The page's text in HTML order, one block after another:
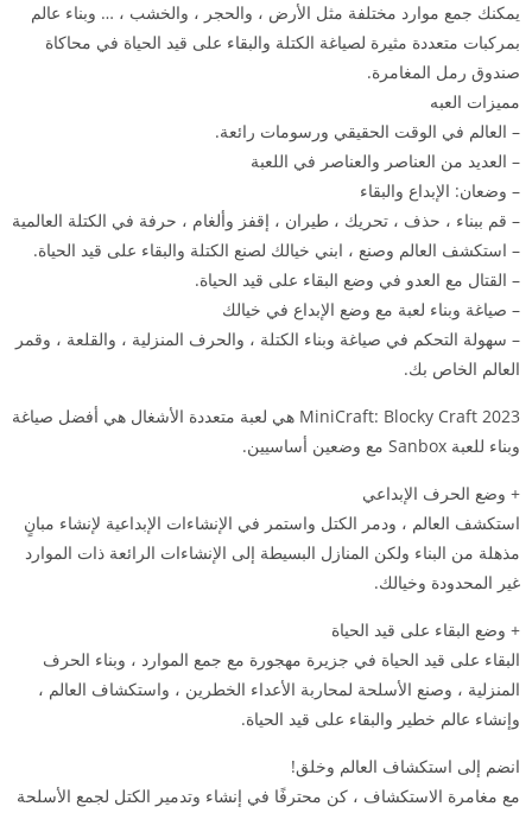
يمكنك جمع موارد مختلفة مثل الأرض ، والحجر ، والخشب ، … وبناء عالم
بمركبات متعددة مثيرة لصياغة الكتلة والبقاء على قيد الحياة في محاكاة
صندوق رمل المغامرة.
مميزات العبه
– العالم في الوقت الحقيقي ورسومات رائعة.
– العديد من العناصر والعناصر في اللعبة
– وضعان: الإبداع والبقاء
– قم ببناء ، حذف ، تحريك ، طيران ، إقفز وألغام ، حرفة في الكتلة العالمية
– استكشف العالم وصنع ، ابني خيالك لصنع الكتلة والبقاء على قيد الحياة.
– القتال مع العدو في وضع البقاء على قيد الحياة.
– صياغة وبناء لعبة مع وضع الإبداع في خيالك
– سهولة التحكم في صياغة وبناء الكتلة ، والحرف المنزلية ، والقلعة ، وقمر
العالم الخاص بك.
MiniCraft: Blocky Craft 2023 هي لعبة متعددة الأشغال هي أفضل صياغة
وبناء للعبة Sanbox مع وضعين أساسيين.
+ وضع الحرف الإبداعي
استكشف العالم ، ودمر الكتل واستمر في الإنشاءات الإبداعية لإنشاء مبانٍ
مذهلة من البناء ولكن المنازل البسيطة إلى الإنشاءات الرائعة ذات الموارد
غير المحدودة وخيالك.
+ وضع البقاء على قيد الحياة
البقاء على قيد الحياة في جزيرة مهجورة مع جمع الموارد ، وبناء الحرف
المنزلية ، وصنع الأسلحة لمحاربة الأعداء الخطرين ، واستكشاف العالم ،
وإنشاء عالم خطير والبقاء على قيد الحياة.
انضم إلى استكشاف العالم وخلق!
مع مغامرة الاستكشاف ، كن محترفًا في إنشاء وتدمير الكتل لجمع الأسلحة